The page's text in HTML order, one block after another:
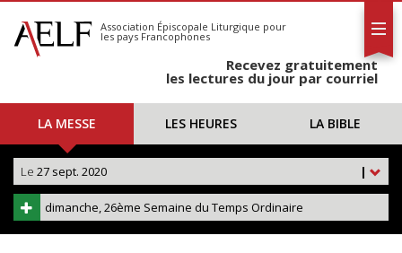
S'abonner
Calendrier
Association Épiscopale Liturgique pour
les pays Francophones
Recevez gratuitement
les lectures du jour par courriel
LA MESSE LES HEURES LA BIBLE
|
Le 27 sept. 2020
dimanche, 26ème Semaine du Temps Ordinaire